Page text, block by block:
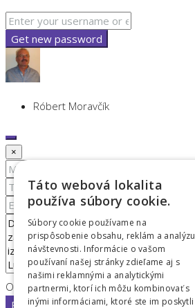
Get new password
Róbert Moravčík
×
Odoslaním tohto formulára súhlasím s
Poslať email
Táto webová lokalita
používa súbory cookie.
Súbory cookie používame na
prispôsobenie obsahu, reklám a analýzu
návštevnosti. Informácie o vašom
používaní našej stránky zdieľame aj s
našimi reklamnými a analytickými
partnermi, ktorí ich môžu kombinovať s
inými informáciami, ktoré ste im poskytli